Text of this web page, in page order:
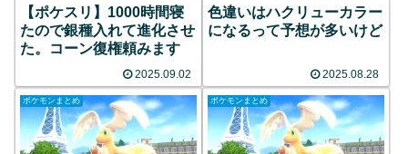
【ポケスリ】1000時間寝
たので銀種入れて進化させ
た。コーン復権頼みます
2025.09.02
色違いはハクリューカラー
になるって予想が多いけど
2025.08.28
ポケモンまとめ ポケモンまとめ